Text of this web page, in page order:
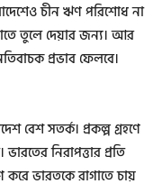
চীন ঋণ পরিশোধ না
তুলে দেয়ার জন্য। আর
প্রভাব ফেলবে।
বেশ সতর্ক। প্রকল্প গ্রহণে
নিরাপত্তার প্রতি
করে ভারতকে রাগাতে চায়